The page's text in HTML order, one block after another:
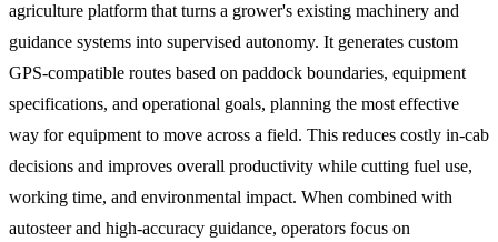
agriculture platform that turns a grower's existing machinery and
guidance systems into supervised autonomy. It generates custom
GPS-compatible routes based on paddock boundaries, equipment
specifications, and operational goals, planning the most effective
way for equipment to move across a field. This reduces costly in-cab
decisions and improves overall productivity while cutting fuel use,
working time, and environmental impact. When combined with
autosteer and high-accuracy guidance, operators focus on